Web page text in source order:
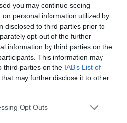
you may continue seeing
on personal information utilized by
disclosed to third parties prior to
opt-out of the further
information by third parties on the
This information may
third parties on the IAB’s List of
that may further disclose it to other
Opt Outs